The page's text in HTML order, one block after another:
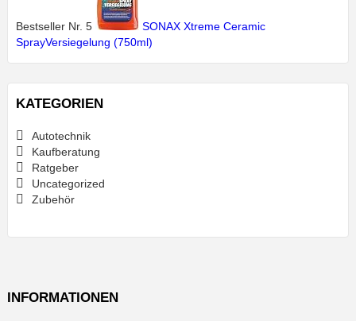
Bestseller Nr. 5
SONAX Xtreme Ceramic
SprayVersiegelung (750ml)
KATEGORIEN
Autotechnik
Kaufberatung
Ratgeber
Uncategorized
Zubehör
INFORMATIONEN